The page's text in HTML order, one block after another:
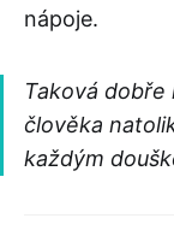
nápoje.
Taková dobře
člověka
každým